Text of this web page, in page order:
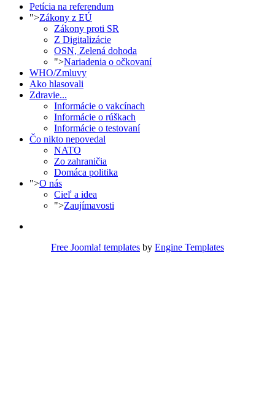
Petícia na referendum
">Zákony z EÚ
Zákony proti SR
Z Digitalizácie
OSN, Zelená dohoda
">Nariadenia o očkovaní
WHO/Zmluvy
Ako hlasovali
Zdravie...
Informácie o vakcínach
Informácie o rúškach
Informácie o testovaní
Čo nikto nepovedal
NATO
Zo zahraničia
Domáca politika
">O nás
Cieľ a idea
">Zaujímavosti
Free Joomla! templates by Engine Templates